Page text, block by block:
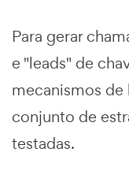
Para gerar
e "leads" de
mecanismos de
conjunto de
testadas.